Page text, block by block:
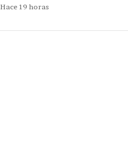
Hace 19 horas